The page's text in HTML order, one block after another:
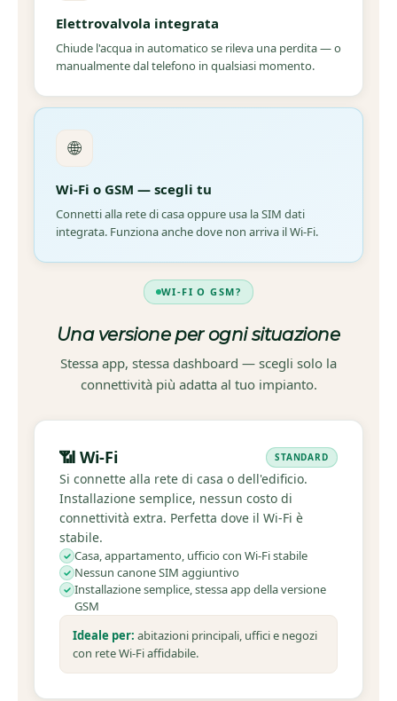
Elettrovalvola integrata
Chiude l'acqua in automatico se rileva una perdita — o
manualmente dal telefono in qualsiasi momento.
🌐
Wi-Fi o GSM — scegli tu
Connetti alla rete di casa oppure usa la SIM dati
integrata. Funziona anche dove non arriva il Wi-Fi.
WI-FI O GSM?
Una versione per ogni situazione
Stessa app, stessa dashboard — scegli solo la
connettività più adatta al tuo impianto.
📶 Wi-Fi STANDARD
Si connette alla rete di casa o dell'edificio.
Installazione semplice, nessun costo di
connettività extra. Perfetta dove il Wi-Fi è
stabile.
Casa, appartamento, ufficio con Wi-Fi stabile
Nessun canone SIM aggiuntivo
Installazione semplice, stessa app della versione
GSM
Ideale per: abitazioni principali, uffici e negozi
con rete Wi-Fi affidabile.